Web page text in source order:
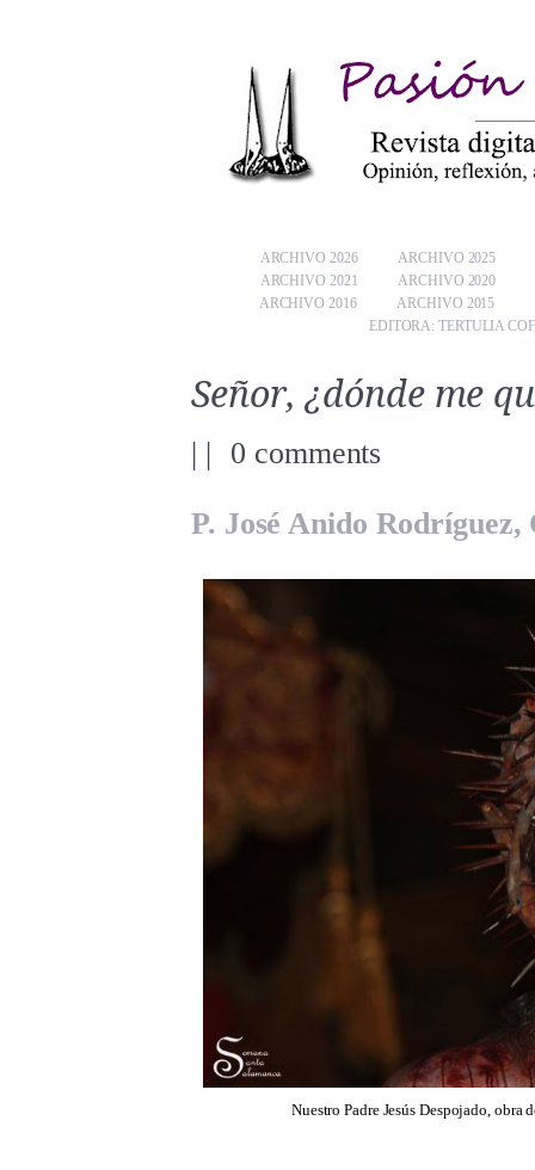
ARCHIVO 2026
ARCHIVO 2025
ARCHIVO 2021
ARCHIVO 2020
ARCHIVO 2016
ARCHIVO 2015
EDITORA: TERTULIA
Señor, ¿dónde me
| | 0 comments
P. José Anido Rodríguez,
Nuestro Padre Jesús Despojado,